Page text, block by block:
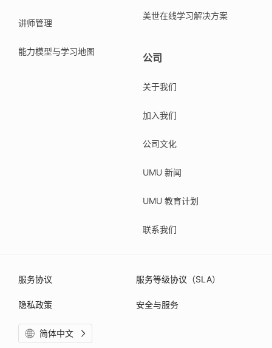
讲师管理
能力模型与学习地图
美世在线学习解决方案
公司
关于我们
加入我们
公司文化
UMU 新闻
UMU 教育计划
联系我们
服务协议 服务等级协议（SLA）
隐私政策 安全与服务
简体中文